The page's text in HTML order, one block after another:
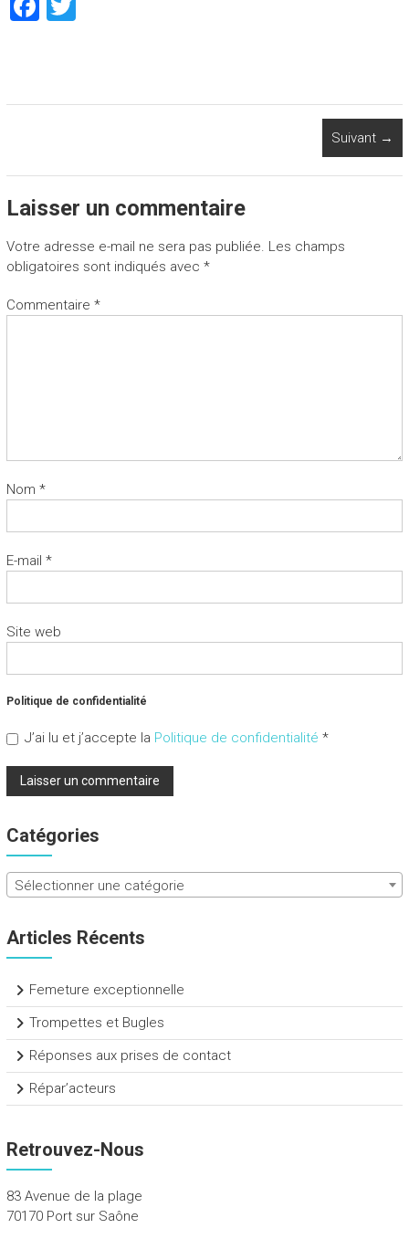
Suivant →
Laisser un commentaire
Votre adresse e-mail ne sera pas publiée. Les champs
obligatoires sont indiqués avec *
Commentaire *
Nom *
E-mail *
Site web
Politique de confidentialité
J’ai lu et j’accepte la Politique de confidentialité *
Catégories
Sélectionner une catégorie
Articles Récents
Femeture exceptionnelle
Trompettes et Bugles
Réponses aux prises de contact
Répar’acteurs
Retrouvez-Nous
83 Avenue de la plage
70170 Port sur Saône